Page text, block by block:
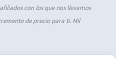
con los que nos llevamos
de precio para ti. Mil